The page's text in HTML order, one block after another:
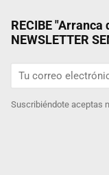
RECIBE "Arranca
NEWSLETTER
Suscribiéndote aceptas